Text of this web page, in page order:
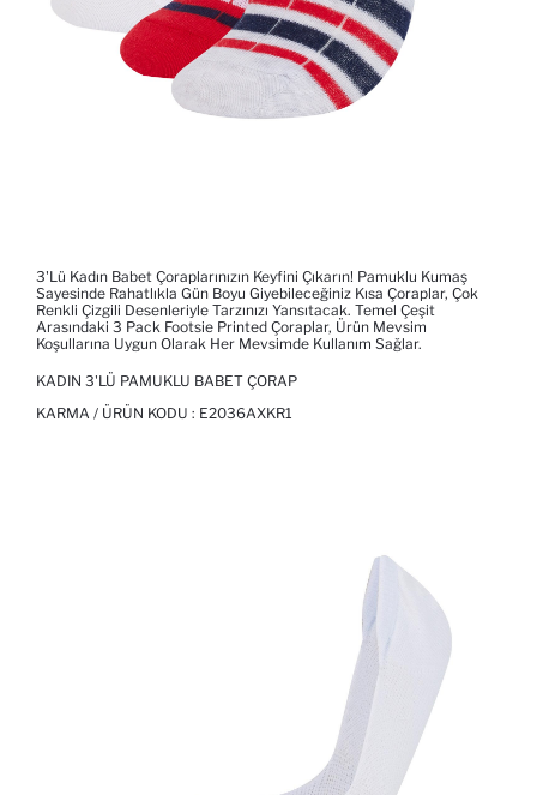
3'lü Kadın Babet Çoraplarınızın Keyfini Çıkarın! Pamuklu Kumaş
Sayesinde Rahatlıkla Gün Boyu Giyebileceğiniz Kısa Çoraplar, Çok
Renkli Çizgili Desenleriyle Tarzınızı Yansıtacak. Temel Çeşit
Arasındaki 3 Pack Footsie Printed Çoraplar, Ürün Mevsim
Koşullarına Uygun Olarak Her Mevsimde Kullanım Sağlar.
KADIN 3'LÜ PAMUKLU BABET ÇORAP
KARMA / ÜRÜN KODU : E2036AXKR1